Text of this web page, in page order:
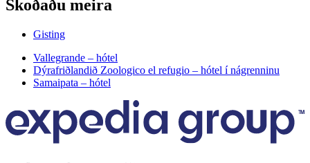
Skoðaðu meira
Gisting
Vallegrande – hótel
Dýrafriðlandið Zoologico el refugio – hótel í nágrenninu
Samaipata – hótel